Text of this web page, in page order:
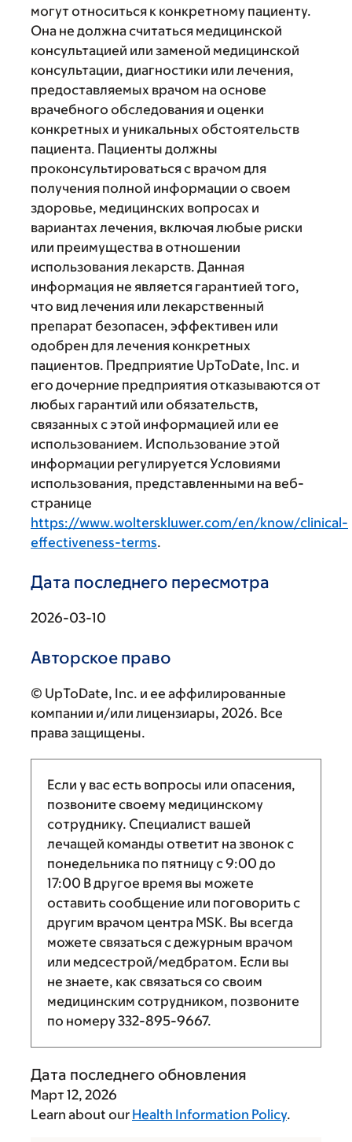
могут относиться к конкретному пациенту.
Она не должна считаться медицинской
консультацией или заменой медицинской
консультации, диагностики или лечения,
предоставляемых врачом на основе
врачебного обследования и оценки
конкретных и уникальных обстоятельств
пациента. Пациенты должны
проконсультироваться с врачом для
получения полной информации о своем
здоровье, медицинских вопросах и
вариантах лечения, включая любые риски
или преимущества в отношении
использования лекарств. Данная
информация не является гарантией того,
что вид лечения или лекарственный
препарат безопасен, эффективен или
одобрен для лечения конкретных
пациентов. Предприятие UpToDate, Inc. и
его дочерние предприятия отказываются от
любых гарантий или обязательств,
связанных с этой информацией или ее
использованием. Использование этой
информации регулируется Условиями
использования, представленными на веб-
странице
https://www.wolterskluwer.com/en/know/clinical-
effectiveness-terms.
Дата последнего пересмотра
2026-03-10
Авторское право
© UpToDate, Inc. и ее аффилированные
компании и/или лицензиары, 2026. Все
права защищены.
Если у вас есть вопросы или опасения,
позвоните своему медицинскому
сотруднику. Специалист вашей
лечащей команды ответит на звонок с
понедельника по пятницу с9:00 до
17:00 В другое время вы можете
оставить сообщение или поговорить с
другим врачом центра MSK. Вы всегда
можете связаться с дежурным врачом
или медсестрой/медбратом. Если вы
не знаете, как связаться со своим
медицинским сотрудником, позвоните
по номеру332-895-9667.
Дата последнего обновления
Март 12, 2026
Learn about our Health Information Policy.